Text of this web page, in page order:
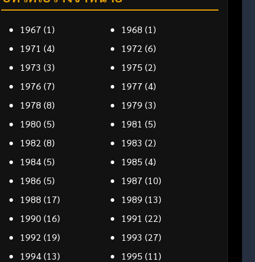
1967 (1) 1968 (1)
1971 (4) 1972 (6)
1973 (3) 1975 (2)
1976 (7) 1977 (4)
1978 (8) 1979 (3)
1980 (5) 1981 (5)
1982 (8) 1983 (2)
1984(5) 1985 (4)
1986 (5) 1987 (10)
1988 (17) 1989 (13)
1990 (16) 1991 (22)
1992 (19) 1993 (27)
1994(13) 1995 (11)